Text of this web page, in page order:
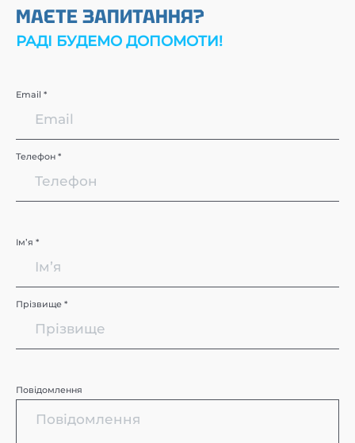
МАЄТЕ ЗАПИТАННЯ?
РАДІ БУДЕМО ДОПОМОТИ!
Email *
Телефон *
Імʼя *
Прізвище *
Повідомлення